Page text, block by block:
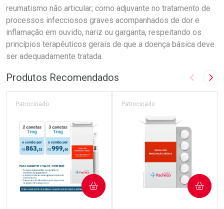
reumatismo não articular; como adjuvante no tratamento de
processos infecciosos graves acompanhados de dor e
inflamação em ouvido, nariz ou garganta, respeitando os
princípios terapêuticos gerais de que a doença básica deve
ser adequadamente tratada.
Produtos Recomendados Imagem
Patrocinado
COMPRAR
Patrocinado
COMPRAR